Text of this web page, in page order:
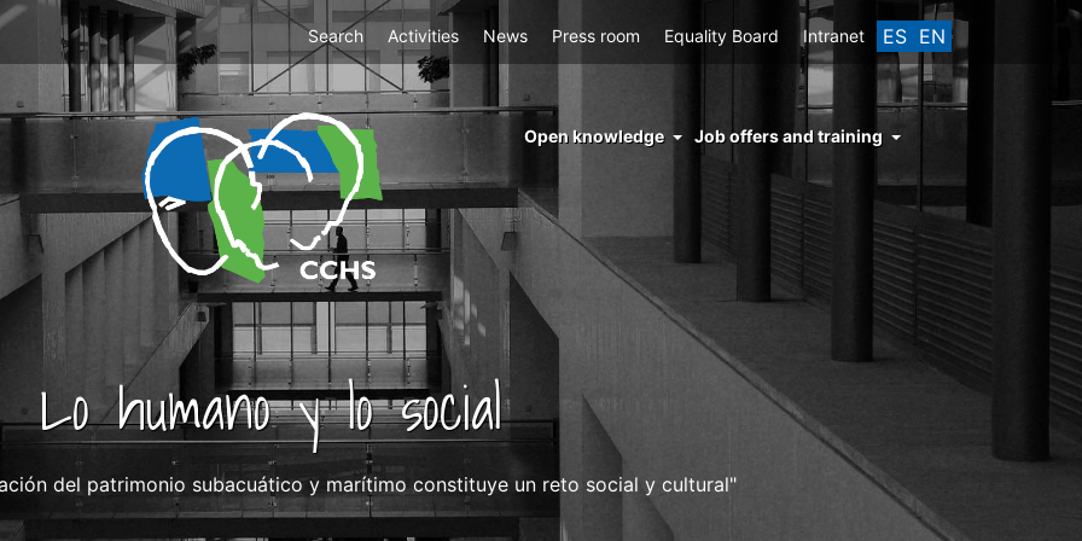
ES EN
Top
Menu
Search Activities News Press room Equality Board Intranet
menu
cchs
conocimiento
abierto
Open knowledge Job offers and training
Lo humano y lo social
del patrimonio subacuático y marítimo constituye un reto social y cultural"